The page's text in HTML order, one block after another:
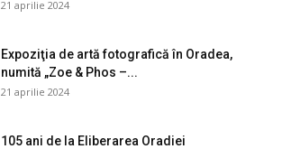
21 aprilie 2024
Expoziţia de artă fotografică în Oradea,
numită „Zoe & Phos –...
21 aprilie 2024
105 ani de la Eliberarea Oradiei